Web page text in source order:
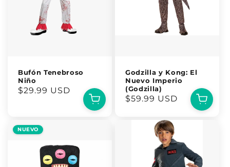
Bufón Tenebroso
Niño
Precio
$29.99 USD
Godzilla y Kong: El
Nuevo Imperio
(Godzilla)
Precio
$59.99 USD
NUEVO